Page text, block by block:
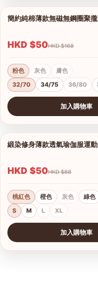
簡約純棉薄款無磁無鋼圈聚
HKD $50 HKD $168
粉色 灰色
膚色
32/70
34/75 36/80
加入購物車
緞染修身薄款透氣瑜伽服運
HKD $50 HKD $88
桃紅色 橙色 灰色 綠色
S
M L XL
加入購物車